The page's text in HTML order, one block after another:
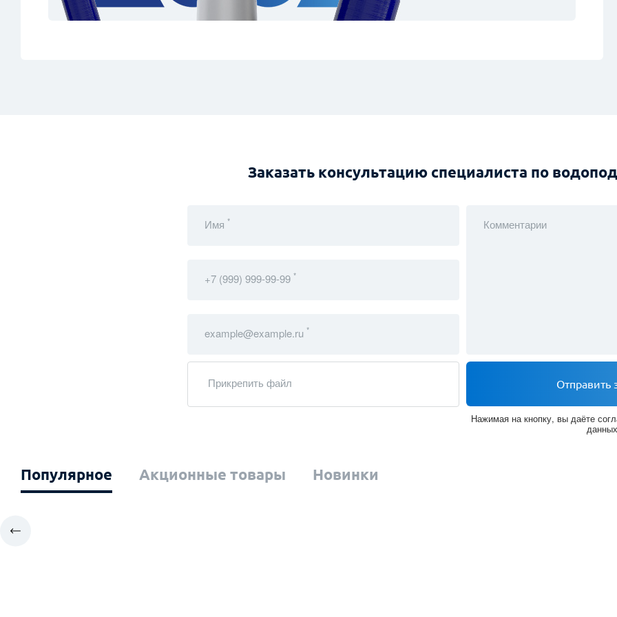
Заказать консультацию специалиста по
Имя *
+7 (999) 999-99-99 *
example@example.ru *
Комментарии
Прикрепить файл Отправить
Нажимая на кнопку, вы даёте
данных
Популярное Акционные товары Новинки